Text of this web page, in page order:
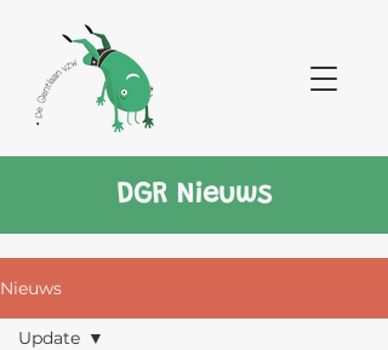
DGR Nieuws
Nieuws
Update